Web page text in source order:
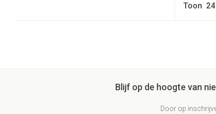
Toon
Blijf op de hoogte van
Door op